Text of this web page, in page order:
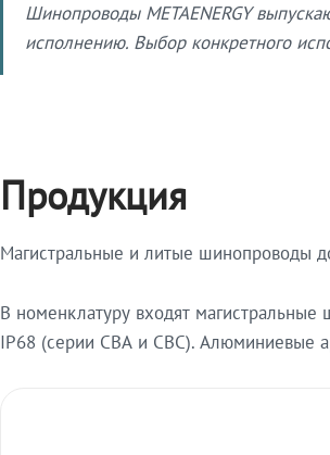
Шинопроводы METAENERGY
исполнению. Выбор конкретного
Продукция
Магистральные и литые шинопроводы
В номенклатуру входят
IP68 (серии СВА и СВС). Алюминиевые